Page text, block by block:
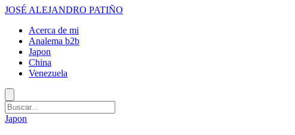
JOSÉ ALEJANDRO PATIÑO
Acerca de mi
Analema b2b
Japon
China
Venezuela
Japon